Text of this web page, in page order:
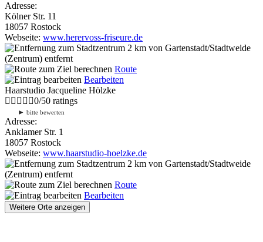
Adresse:
Kölner Str. 11
18057 Rostock
Webseite: www.herervoss-friseure.de
2 km von Gartenstadt/Stadtweide
(Zentrum) entfernt
Route
Bearbeiten
Haarstudio Jacqueline Hölzke
0/50 ratings
► bitte bewerten
Adresse:
Anklamer Str. 1
18057 Rostock
Webseite: www.haarstudio-hoelzke.de
2 km von Gartenstadt/Stadtweide
(Zentrum) entfernt
Route
Bearbeiten
Weitere Orte anzeigen